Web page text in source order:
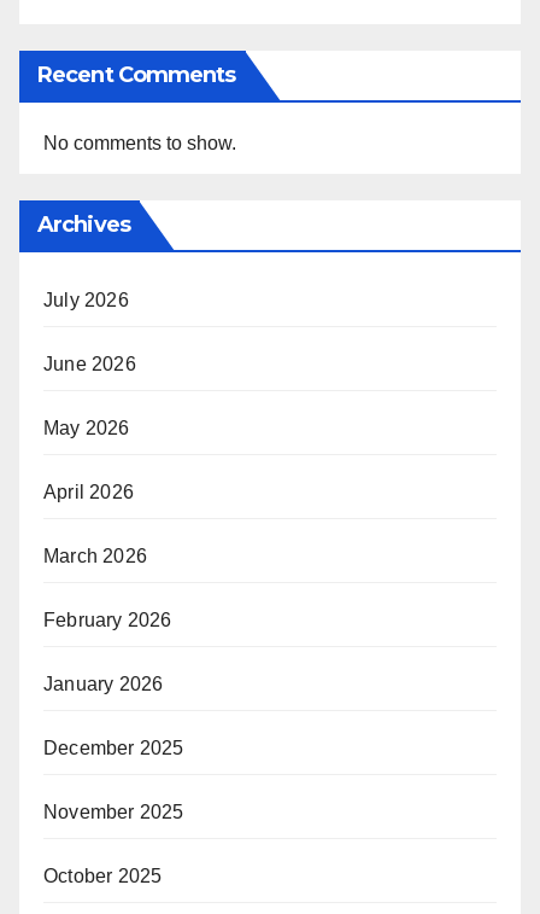
Recent Comments
No comments to show.
Archives
July 2026
June 2026
May 2026
April 2026
March 2026
February 2026
January 2026
December 2025
November 2025
October 2025